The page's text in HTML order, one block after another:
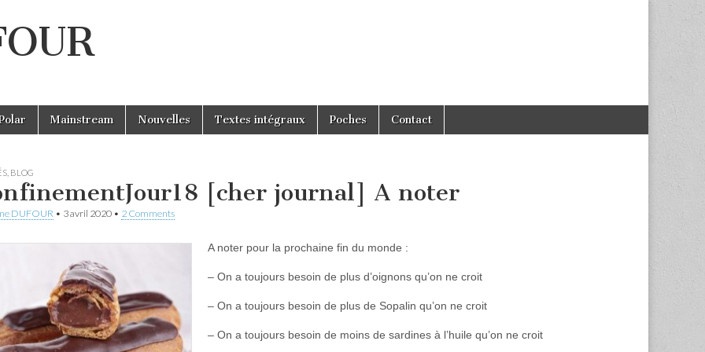
Mainstream Nouvelles Textes intégraux Poches Contact
BLOG
[cher journal] A noter
DUFOUR • 3 avril 2020 • 2 Comments
A noter pour la prochaine fin du monde :
– On a toujours besoin de plus d’oignons qu’on ne croit
– On a toujours besoin de plus de Sopalin qu’on ne croit
– On a toujours besoin de moins de sardines à l’huile qu’on ne croit